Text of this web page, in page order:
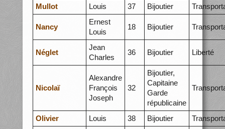
Mullot Louis 37 Bijoutier
Nancy
Ernest
Louis
18 Bijoutier
Néglet
Jean
Charles
36 Bijoutier Liberté
Nicolaï
Alexandre
François
Joseph
32
Bijoutier,
Capitaine
Garde
républicaine
Olivier Louis 38 Bijoutier